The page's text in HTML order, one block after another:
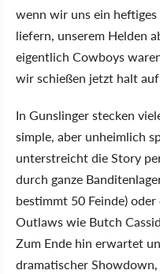
wenn wir uns ein
liefern, unserem Helden
eigentlich Cowboys
wir schießen jetzt halt
In Gunslinger stecken
simple, aber unheimlich
unterstreicht die Story
durch ganze
bestimmt 50 Feinde)
Outlaws wie Butch
Zum Ende hin erwartet
dramatischer